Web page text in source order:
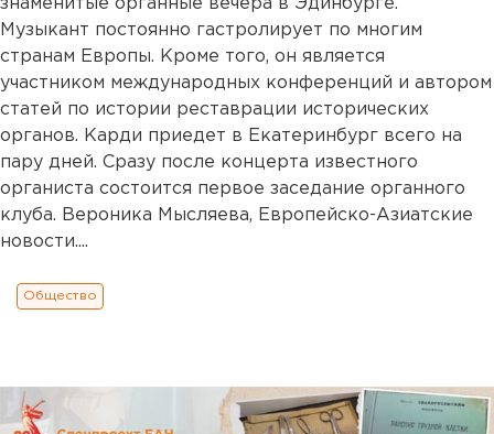
знаменитые органные вечера в Эдинбурге.
Музыкант постоянно гастролирует по многим
странам Европы. Кроме того, он является
участником международных конференций и автором
статей по истории реставрации исторических
органов. Карди приедет в Екатеринбург всего на
пару дней. Сразу после концерта известного
органиста состоится первое заседание органного
клуба. Вероника Мысляева, Европейско-Азиатские
новости....
Общество